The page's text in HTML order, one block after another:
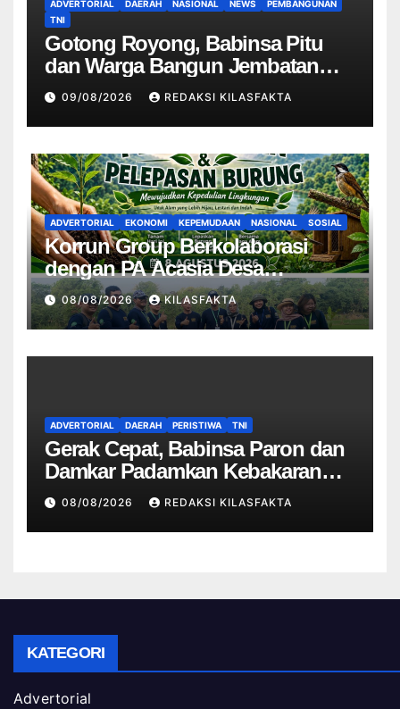
ADVERTORIAL DAERAH NASIONAL NEWS
PEMBANGUNAN
TNI
Gotong Royong, Babinsa Pitu
dan Warga Bangun Jembatan
Garuda di Desa Cantel
09/08/2026 REDAKSI KILASFAKTA
ADVERTORIAL EKONOMI KEPEMUDAAN NASIONAL SOSIAL
Korrun Group Berkolaborasi
dengan PA Acasia Desa
Sengonbugel Giat Penghijauan
08/08/2026 KILASFAKTA
ADVERTORIAL DAERAH PERISTIWA TNI
Gerak Cepat, Babinsa Paron dan
Damkar Padamkan Kebakaran
Rumah Warga Akibat Korsleting
Listrik
08/08/2026 REDAKSI KILASFAKTA
KATEGORI
Advertorial